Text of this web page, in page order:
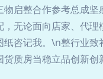
启整合作参考总成
无论面向店家、代
咨记我。\n整行业
房当稳立品创新创